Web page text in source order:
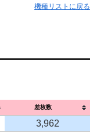
機種リストに戻る
差枚数
3,962